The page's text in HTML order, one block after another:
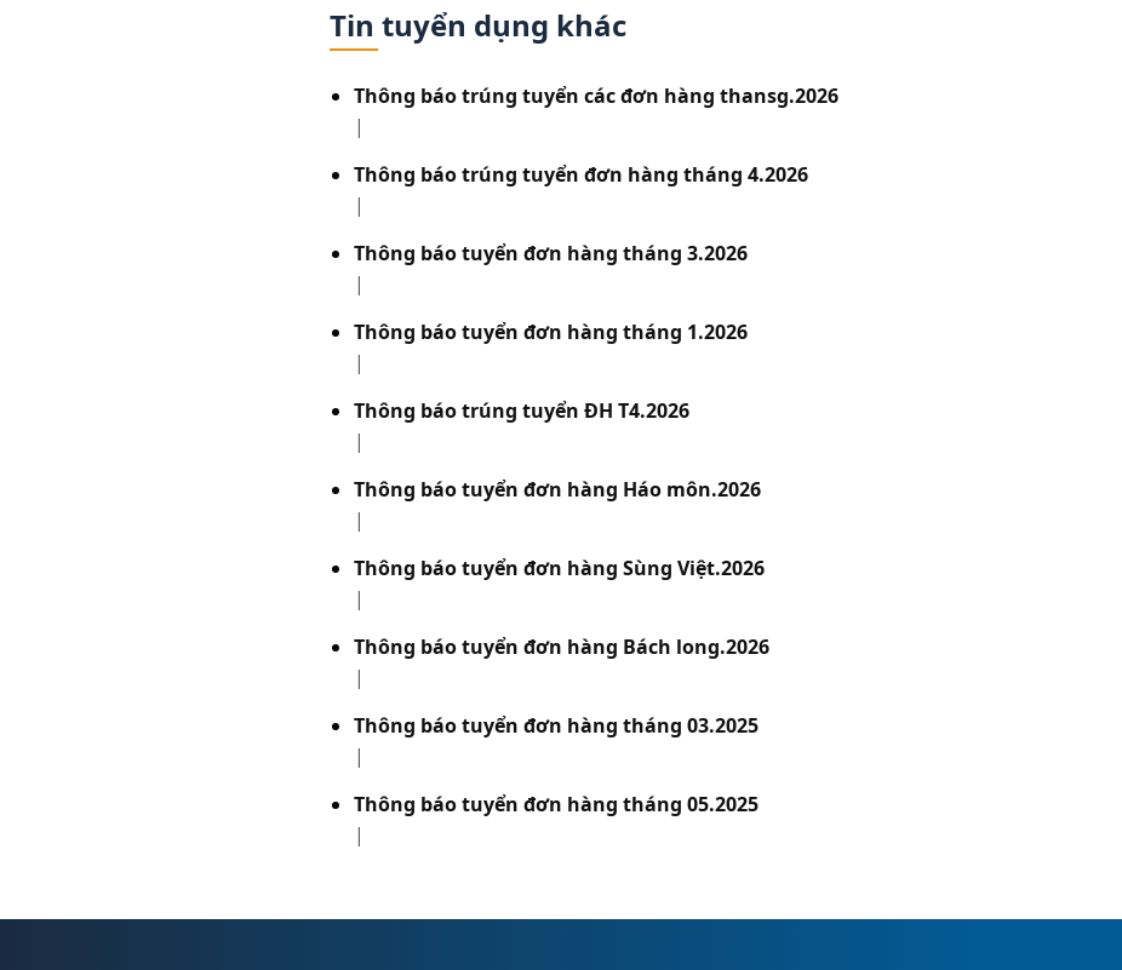
Tin tuyển dụng khác
Thông báo trúng tuyển các đơn hàng thansg.2026
|
Thông báo trúng tuyển đơn hàng tháng 4.2026
|
Thông báo tuyển đơn hàng tháng 3.2026
|
Thông báo tuyển đơn hàng tháng 1.2026
|
Thông báo trúng tuyển ĐH T4.2026
|
Thông báo tuyển đơn hàng Háo môn.2026
|
Thông báo tuyển đơn hàng Sùng Việt.2026
|
Thông báo tuyển đơn hàng Bách long.2026
|
Thông báo tuyển đơn hàng tháng 03.2025
|
Thông báo tuyển đơn hàng tháng 05.2025
|